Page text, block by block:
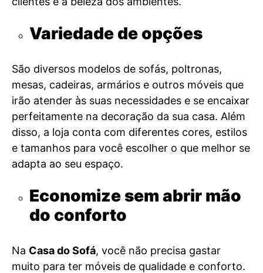
Variedade de opções
São diversos modelos de sofás, poltronas,
mesas, cadeiras, armários e outros móveis que
irão atender às suas necessidades e se encaixar
perfeitamente na decoração da sua casa. Além
disso, a loja conta com diferentes cores, estilos
e tamanhos para você escolher o que melhor se
adapta ao seu espaço.
Economize sem abrir mão
do conforto
Na Casa do Sofá, você não precisa gastar
muito para ter móveis de qualidade e conforto.